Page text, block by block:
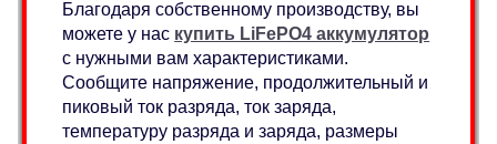
Благодаря собственному производству, вы
можете у нас купить LiFePO4 аккумулятор
с нужными вам характеристиками.
Сообщите напряжение, продолжительный и
пиковый ток разряда, ток заряда,
температуру разряда и заряда, размеры